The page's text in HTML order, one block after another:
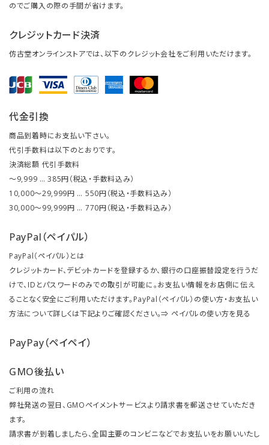
のでご購入の際の手間が省けます。
クレジットカード決済
仿古堂オンラインストアでは、以下のクレジット会社をご利用いただけます。
代金引換
商品到着時にお支払い下さい。
代引手数料は以下のとおりです。
決済総額 代引手数料
～9,999 … 385円（税込・手数料込み）
10,000～29,999円 … 550円（税込・手数料込み）
30,000～99,999円 … 770円（税込・手数料込み）
PayPal（ペイパル）
PayPal（ペイパル）とは
クレジットカード、デビットカードを登録するか、銀行の口座振替設定を行うだ
けで、IDとパスワードのみでの取引が可能に。お支払い情報をお店側に伝え
ることなく安全にご利用いただけます。PayPal（ペイパル）の使い方・お支払い
方法について詳しくは下記よりご確認ください。⇒ ペイパルの使い方を見る
PayPay（ペイペイ）
GMO後払い
ご利用の流れ
弊社発送の翌日、GMOペイメントサービスより請求書を郵送させていただき
ます。
請求書が到着しましたら、全国主要のコンビニなどでお支払いをお願いいたし